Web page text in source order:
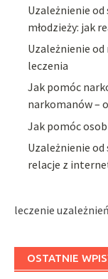
Uzależnienie
młodzieży: jak
Uzależnienie
leczenia
Jak pomóc
narkomanów –
Jak pomóc
Uzależnienie
relacje z
leczenie
OSTATNIE